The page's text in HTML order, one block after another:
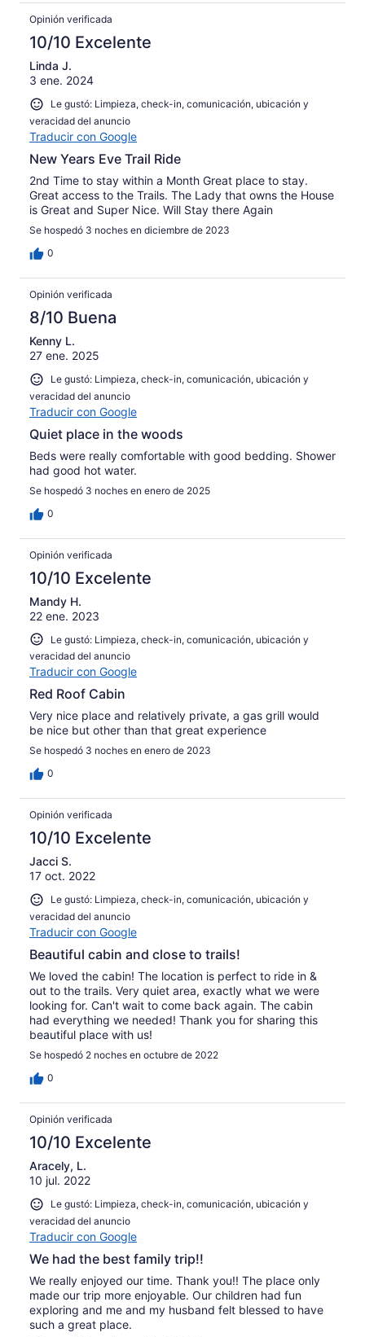
Opinión verificada
10/10 Excelente
Linda J.
3 ene. 2024
Le gustó: Limpieza, check-in, comunicación, ubicación y
veracidad del anuncio
Traducir con Google
New Years Eve Trail Ride
2nd Time to stay within a Month Great place to stay.
Great access to the Trails. The Lady that owns the House
is Great and Super Nice. Will Stay there Again
Se hospedó 3 noches en diciembre de 2023
0
Opinión verificada
8/10 Buena
Kenny L.
27 ene. 2025
Le gustó: Limpieza, check-in, comunicación, ubicación y
veracidad del anuncio
Traducir con Google
Quiet place in the woods
Beds were really comfortable with good bedding. Shower
had good hot water.
Se hospedó 3 noches en enero de 2025
0
Opinión verificada
10/10 Excelente
Mandy H.
22 ene. 2023
Le gustó: Limpieza, check-in, comunicación, ubicación y
veracidad del anuncio
Traducir con Google
Red Roof Cabin
Very nice place and relatively private, a gas grill would
be nice but other than that great experience
Se hospedó 3 noches en enero de 2023
0
Opinión verificada
10/10 Excelente
Jacci S.
17 oct. 2022
Le gustó: Limpieza, check-in, comunicación, ubicación y
veracidad del anuncio
Traducir con Google
Beautiful cabin and close to trails!
We loved the cabin! The location is perfect to ride in &
out to the trails. Very quiet area, exactly what we were
looking for. Can't wait to come back again. The cabin
had everything we needed! Thank you for sharing this
beautiful place with us!
Se hospedó 2 noches en octubre de 2022
0
Opinión verificada
10/10 Excelente
Aracely, L.
10 jul. 2022
Le gustó: Limpieza, check-in, comunicación, ubicación y
veracidad del anuncio
Traducir con Google
We had the best family trip!!
We really enjoyed our time. Thank you!! The place only
made our trip more enjoyable. Our children had fun
exploring and me and my husband felt blessed to have
such a great place.